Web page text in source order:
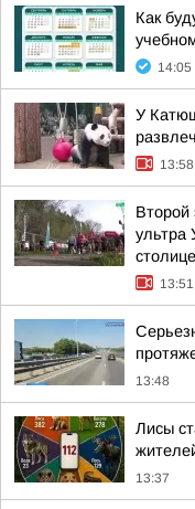
Как
14:05
У
13:58
Второй
ультра
13:51
13:48
Лисы
13:37